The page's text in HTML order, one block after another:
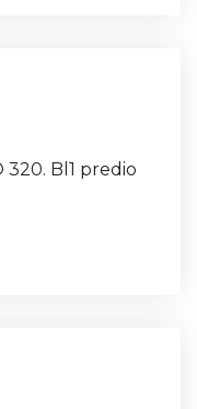
320. Bl1 predio